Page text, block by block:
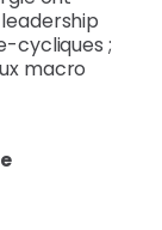
cycliques ;
macro